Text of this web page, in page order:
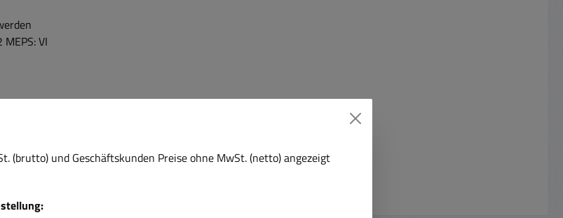
VI
(brutto) und Geschäftskunden Preise ohne MwSt. (netto) angezeigt